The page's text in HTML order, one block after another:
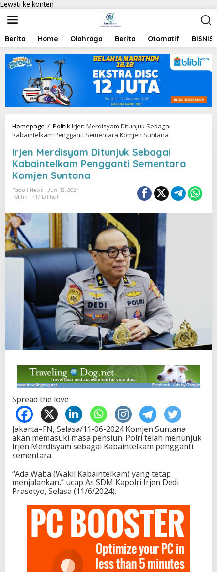
Lewati ke konten
Berita Home Olahraga Berita Otomatif BISNIS
Homepage / PolitikIrjen Merdisyam Ditunjuk Sebagai
Kabaintelkam Pengganti Sementara Komjen Suntana
Irjen Merdisyam Ditunjuk Sebagai
Kabaintelkam Pengganti Sementara
Komjen Suntana
Faduli News
Juni 12, 2024
Politik
717 Dilihat
Spread the love
Jakarta–FN, Selasa/11-06-2024 Komjen Suntana
akan memasuki masa pensiun. Polri telah menunjuk
Irjen Merdisyam sebagai Kabaintelkam pengganti
sementara.
“Ada Waba (Wakil Kabaintelkam) yang tetap
menjalankan,” ucap As SDM Kapolri Irjen Dedi
Prasetyo, Selasa (11/6/2024).